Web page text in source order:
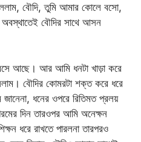
বৌদি, তুমি আমার কোলে বসো,
বৌদির সাথে আসন
আছে। আর আমি ধনটা খাড়া করে
বৌদির কোমরটা শক্ত করে ধরে
ধনের ওপরে রিতিমত প্রলয়
দিন তারওপর আমি অনেক্ষন
ধরে রাখতে পারলনা তারপরও